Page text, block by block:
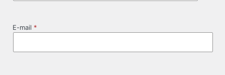
E-mail *